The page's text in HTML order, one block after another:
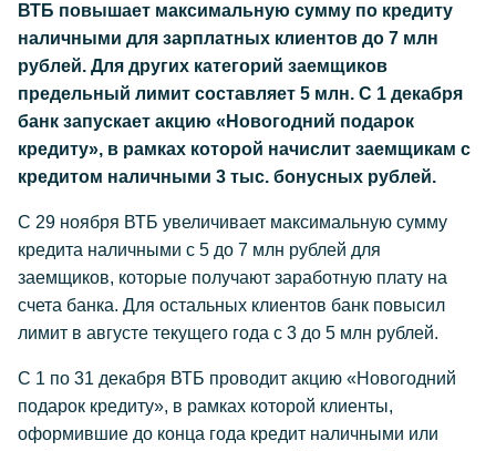
ВТБ повышает максимальную сумму по кредиту
наличными для зарплатных клиентов до 7 млн
рублей. Для других категорий заемщиков
предельный лимит составляет 5 млн. С 1 декабря
банк запускает акцию «Новогодний подарок
кредиту», в рамках которой начислит заемщикам с
кредитом наличными 3 тыс. бонусных рублей.
С 29 ноября ВТБ увеличивает максимальную сумму
кредита наличными с 5 до 7 млн рублей для
заемщиков, которые получают заработную плату на
счета банка. Для остальных клиентов банк повысил
лимит в августе текущего года с 3 до 5 млн рублей.
С 1 по 31 декабря ВТБ проводит акцию «Новогодний
подарок кредиту», в рамках которой клиенты,
оформившие до конца года кредит наличными или